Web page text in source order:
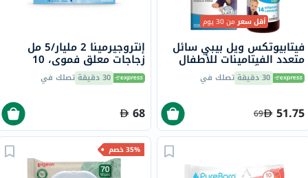
أقل سعرمن 30 يوم
فيتابيوتكس ويل بيبي سائل
متعدد الفيتامينات للأطفال
من عمر 6 أشهر إلى 4 سنوات
150 مل 30 دقيقة تصلك في
51.75
69
إنتروجيرمينا 2 مليار/5 مل
زجاجات معلق فموي، 10
زجاجات30 دقيقة تصلك في
68
35% خصم